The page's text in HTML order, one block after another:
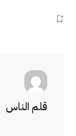
قلم الناس